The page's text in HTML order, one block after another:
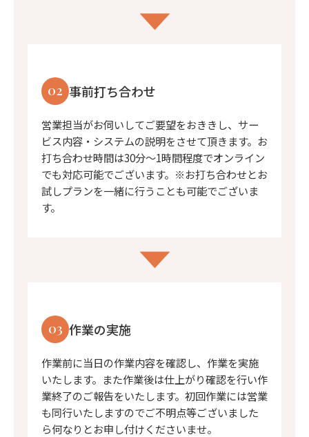
02 事前打ち合わせ
営業担当がお伺いしてご要望をおききし、サー
ビス内容・システムの説明をさせて頂きます。お
打ち合わせ時間は30分〜1時間程度でオンライン
でも対応可能でございます。※お打ち合わせとお
試しプランを一緒に行うことも可能でございま
す。
03 作業の実施
作業前に当日の作業内容を確認し、作業を実施
いたします。また作業後は仕上がり確認を行い作
業終了のご報告をいたします。初回作業には営業
も同行いたしますのでご不明点等ございました
ら何なりとお申し付けくださいませ。